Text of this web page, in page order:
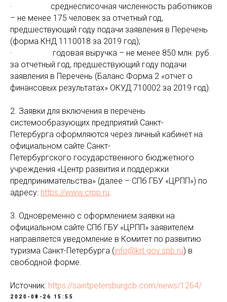
· среднесписочная численность работников
– не менее 175 человек за отчетный год,
предшествующий году подачи заявления в Перечень
(форма КНД 1110018 за 2019 год);
· годовая выручка – не менее 850 млн. руб.
за отчетный год, предшествующий году подачи
заявления в Перечень (Баланс Форма 2 «отчет о
финансовых результатах» ОКУД 710002 за 2019 год).
2. Заявки для включения в перечень
системообразующих предприятий Санкт-
Петербурга оформляются через личный кабинет на
официальном сайте Санкт-
Петербургского государственного бюджетного
учреждения «Центр развития и поддержки
предпринимательства» (далее – СПб ГБУ «ЦРПП») по
адресу: https://www.crpp.ru.
3. Одновременно с оформлением заявки на
официальном сайте СПб ГБУ «ЦРПП» заявителем
направляется уведомление в Комитет по развитию
туризма Санкт-Петербурга (info@krt.gov.spb.ru) в
свободной форме.
Источник: https://saintpetersburgcb.com/news/1264/
2020-08-26 15:55